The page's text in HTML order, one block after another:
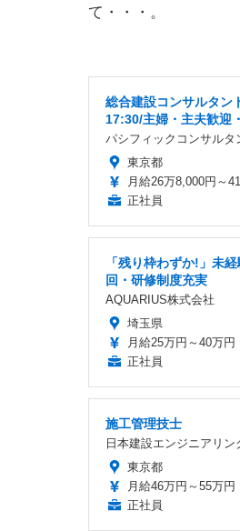
て・・・。
総合建設コンサルタン
17:30/主婦・主夫歓迎
パシフィックコンサルタ
東京都
月給26万8,000円～
正社員
「残り枠わずか!」未
回・研修制度充実
AQUARIUS株式会社
埼玉県
月給25万円～40万円
正社員
施工管理技士
日本建設エンジニアリン
東京都
月給46万円～55万円
正社員